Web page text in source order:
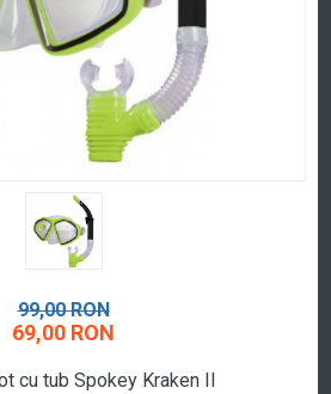
99,00 RON
69,00 RON
cu tub Spokey Kraken II